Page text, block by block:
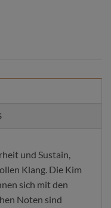
und Sustain,
Klang. Die Kim
sich mit den
Noten sind